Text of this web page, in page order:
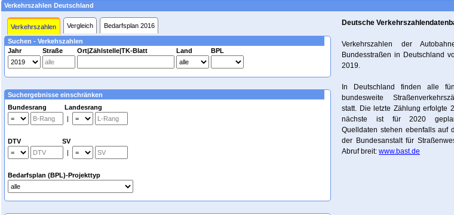
Verkehrszahlen Deutschland
Verkehrszahlen Vergleich Bedarfsplan 2016
Suchen - Verkehszahlen
Jahr
Straße Ort|Zählstelle|TK-Blatt Land BPL
Suchergebnisse einschränken
Bundesrang Landesrang
|
DTV SV
|
Bedarfsplan (BPL)-Projekttyp
Deutsche
Verkehrszahlen der
Bundesstraßen in Deutschland
2019.
In Deutschland finden alle
bundesweite
statt. Die letzte Zählung erfolgte
nächste ist für 2020
Quelldaten stehen ebenfalls auf
der Bundesanstalt für
Abruf breit: www.bast.de